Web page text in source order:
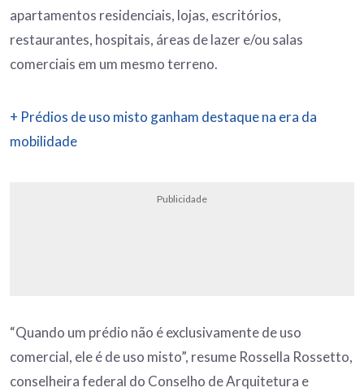
apartamentos residenciais, lojas, escritórios,
restaurantes, hospitais, áreas de lazer e/ou salas
comerciais em um mesmo terreno.
+ Prédios de uso misto ganham destaque na era da
mobilidade
Publicidade
“Quando um prédio não é exclusivamente de uso
comercial, ele é de uso misto”, resume Rossella Rossetto,
conselheira federal do Conselho de Arquitetura e